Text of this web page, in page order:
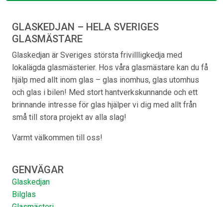
GLASKEDJAN – HELA SVERIGES
GLASMÄSTARE
Glaskedjan är Sveriges största frivillligkedja med
lokalägda glasmästerier. Hos våra glasmästare kan du få
hjälp med allt inom glas – glas inomhus, glas utomhus
och glas i bilen! Med stort hantverkskunnande och ett
brinnande intresse för glas hjälper vi dig med allt från
små till stora projekt av alla slag!
Varmt välkommen till oss!
GENVÄGAR
Glaskedjan
Bilglas